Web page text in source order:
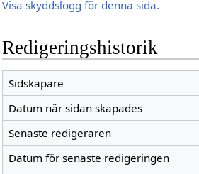
Visa skyddslogg för denna sida.
Redigeringshistorik
Sidskapare
Datum när sidan skapades
Senaste redigeraren
Datum för senaste redigeringen